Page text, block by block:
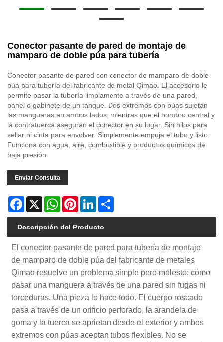
Conector pasante de pared de montaje de
mamparo de doble púa para tubería
Conector pasante de pared con conector de mamparo de doble
púa para tubería del fabricante de metal Qimao. El accesorio le
permite pasar la tubería limpiamente a través de una pared,
panel o gabinete de un tanque. Dos extremos con púas sujetan
las mangueras en ambos lados, mientras que el hombro central y
la contratuerca aseguran el conector en su lugar. Sin hilos para
sellar ni cinta para envolver. Simplemente empuja el tubo y listo.
Funciona con agua, aire, combustible y productos químicos de
baja presión.
Enviar Consulta
Facebook
X WhatsAppPinterestLinkedIn
Descripción del Producto
El conector pasante de pared para tubería de montaje
de mamparo de doble púa del fabricante de metales
Qimao resuelve un problema simple pero molesto: cómo
pasar una manguera a través de una pared sin fugas ni
torceduras. Una pieza lo hace todo. El cuerpo roscado
pasa a través de un orificio perforado, la arandela de
goma y la tuerca se aprietan desde el exterior y ambos
extremos con púas aceptan tubos flexibles. No se